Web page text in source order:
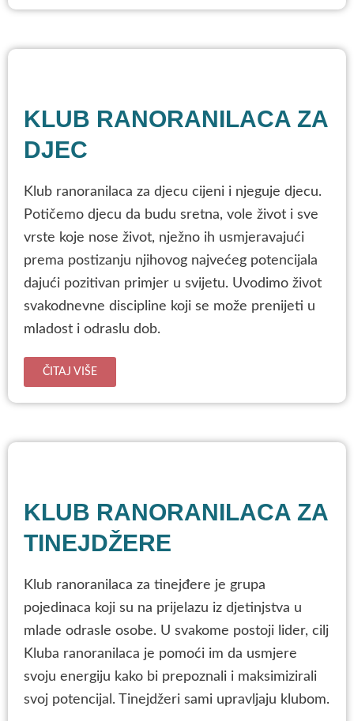
KLUB RANORANILACA ZA
DJEC
Klub ranoranilaca za djecu cijeni i njeguje djecu.
Potičemo djecu da budu sretna, vole život i sve
vrste koje nose život, nježno ih usmjeravajući
prema postizanju njihovog najvećeg potencijala
dajući pozitivan primjer u svijetu. Uvodimo život
svakodnevne discipline koji se može prenijeti u
mladost i odraslu dob.
ČITAJ VIŠE
KLUB RANORANILACA ZA
TINEJDŽERE
Klub ranoranilaca za tinejđere je grupa
pojedinaca koji su na prijelazu iz djetinjstva u
mlade odrasle osobe. U svakome postoji lider, cilj
Kluba ranoranilaca je pomoći im da usmjere
svoju energiju kako bi prepoznali i maksimizirali
svoj potencijal. Tinejdžeri sami upravljaju klubom.